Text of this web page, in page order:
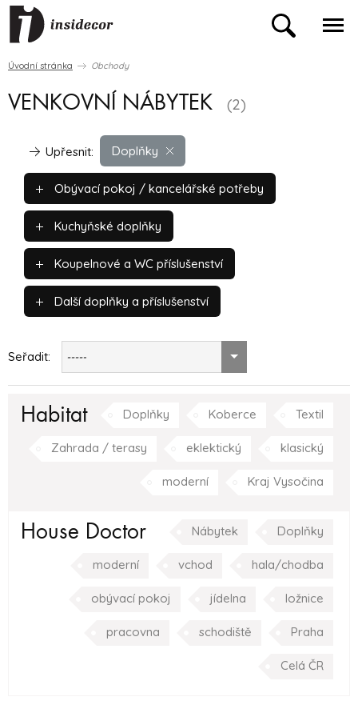
Úvodní stránka Obchody
VENKOVNÍ NÁBYTEK (2)
Doplňky
Upřesnit:
Obývací pokoj / kancelářské potřeby
Kuchyňské doplňky
Koupelnové a WC příslušenství
Další doplňky a příslušenství
Seřadit: -----
Habitat Doplňky Koberce Textil
Zahrada / terasy eklektický klasický
moderní Kraj Vysočina
House Doctor Nábytek Doplňky
moderní vchod hala/chodba
obývací pokoj jídelna ložnice
pracovna schodiště Praha
Celá ČR